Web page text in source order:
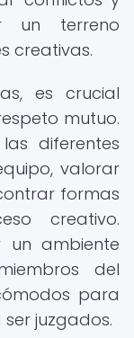
un terreno
creativas.
es crucial
mutuo.
diferentes
valorar
formas
creativo.
un ambiente
del
para
juzgados.